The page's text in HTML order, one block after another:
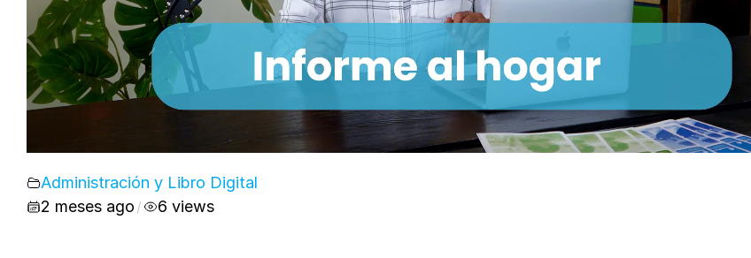
Administración y Libro Digital
2 meses ago / 6 views